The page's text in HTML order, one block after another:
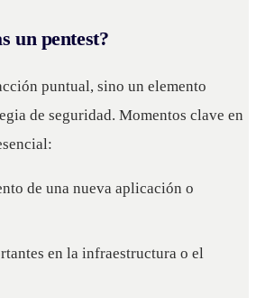
un pentest?
puntual, sino un elemento
de seguridad. Momentos clave en
de una nueva aplicación o
en la infraestructura o el